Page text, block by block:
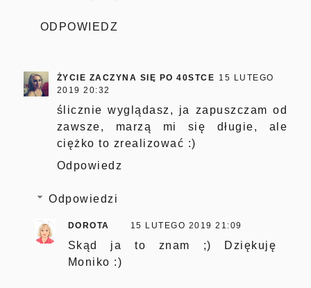
ODPOWIEDZ
ŻYCIE ZACZYNA SIĘ PO 40STCE 15 LUTEGO
2019 20:32
ślicznie wyglądasz, ja zapuszczam od
zawsze, marzą mi się długie, ale
ciężko to zrealizować :)
Odpowiedz
Odpowiedzi
DOROTA 15 LUTEGO 2019 21:09
Skąd ja to znam ;) Dziękuję
Moniko :)